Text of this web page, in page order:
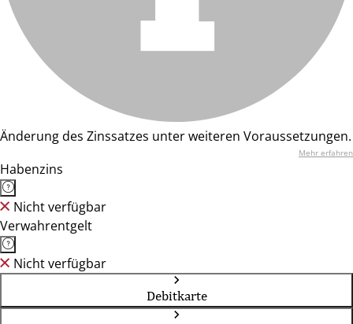
Änderung des Zinssatzes unter weiteren Voraussetzungen.
Mehr erfahren
Habenzins
Nicht verfügbar
Verwahrentgelt
Nicht verfügbar
Debitkarte